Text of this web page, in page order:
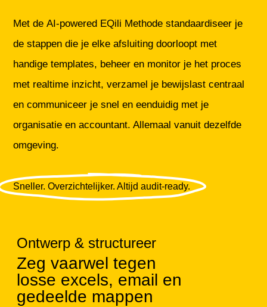
Met de AI-powered EQili Methode standaardiseer je
de stappen die je elke afsluiting doorloopt met
handige templates, beheer en monitor je het proces
met realtime inzicht, verzamel je bewijslast centraal
en communiceer je snel en eenduidig met je
organisatie en accountant. Allemaal vanuit dezelfde
omgeving.
Sneller. Overzichtelijker. Altijd audit-ready.
Ontwerp & structureer
Zeg vaarwel tegen
losse excels, email en
gedeelde mappen